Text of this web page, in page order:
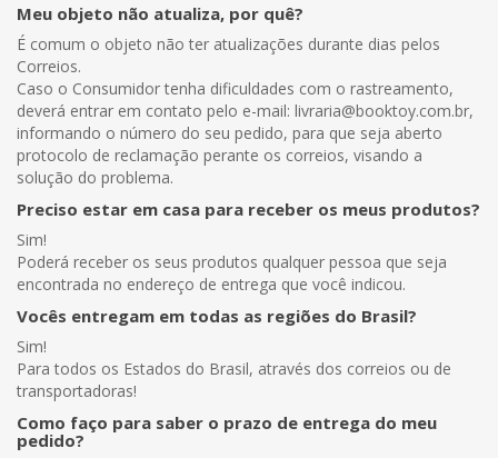
Meu objeto não atualiza, por quê?
É comum o objeto não ter atualizações durante dias pelos
Correios.
Caso o Consumidor tenha dificuldades com o rastreamento,
deverá entrar em contato pelo e-mail: livraria@booktoy.com.br,
informando o número do seu pedido, para que seja aberto
protocolo de reclamação perante os correios, visando a
solução do problema.
Preciso estar em casa para receber os meus produtos?
Sim!
Poderá receber os seus produtos qualquer pessoa que seja
encontrada no endereço de entrega que você indicou.
Vocês entregam em todas as regiões do Brasil?
Sim!
Para todos os Estados do Brasil, através dos correios ou de
transportadoras!
Como faço para saber o prazo de entrega do meu
pedido?